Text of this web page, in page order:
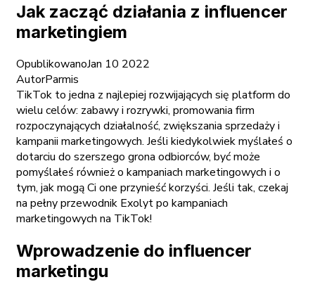
Jak zacząć działania z influencer
marketingiem
OpublikowanoJan 10 2022
AutorParmis
TikTok to jedna z najlepiej rozwijających się platform do
wielu celów: zabawy i rozrywki, promowania firm
rozpoczynających działalność, zwiększania sprzedaży i
kampanii marketingowych. Jeśli kiedykolwiek myślałeś o
dotarciu do szerszego grona odbiorców, być może
pomyślałeś również o kampaniach marketingowych i o
tym, jak mogą Ci one przynieść korzyści. Jeśli tak, czekaj
na pełny przewodnik Exolyt po kampaniach
marketingowych na TikTok!
Wprowadzenie do influencer
marketingu